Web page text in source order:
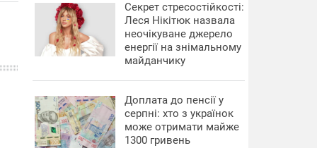
Секрет стресостійкості:
Леся Нікітюк назвала
неочікуване джерело
енергії на знімальному
майданчику
Доплата до пенсії у
серпні: хто з українок
може отримати майже
1300 гривень